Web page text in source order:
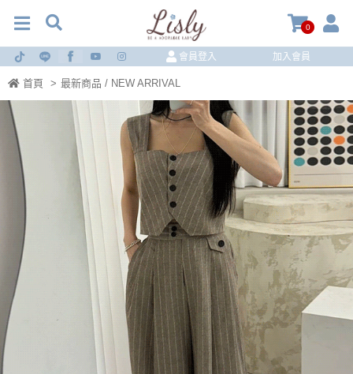
0
會員登入 加入會員
首頁 > 最新商品 / NEW ARRIVAL